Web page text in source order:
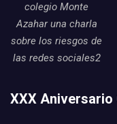
colegio Monte
Azahar una charla
sobre los riesgos de
las redes sociales2
XXX Aniversario